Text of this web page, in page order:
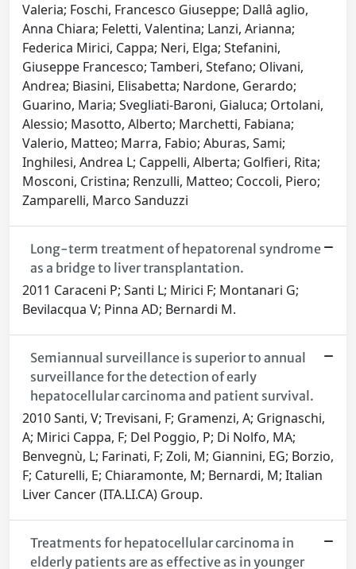
Valeria; Foschi, Francesco Giuseppe; Dallâ aglio,
Anna Chiara; Feletti, Valentina; Lanzi, Arianna;
Federica Mirici, Cappa; Neri, Elga; Stefanini,
Giuseppe Francesco; Tamberi, Stefano; Olivani,
Andrea; Biasini, Elisabetta; Nardone, Gerardo;
Guarino, Maria; Svegliati-Baroni, Gialuca; Ortolani,
Alessio; Masotto, Alberto; Marchetti, Fabiana;
Valerio, Matteo; Marra, Fabio; Aburas, Sami;
Inghilesi, Andrea L; Cappelli, Alberta; Golfieri, Rita;
Mosconi, Cristina; Renzulli, Matteo; Coccoli, Piero;
Zamparelli, Marco Sanduzzi
Long-term treatment of hepatorenal syndrome
as a bridge to liver transplantation.
2011 Caraceni P; Santi L; Mirici F; Montanari G;
Bevilacqua V; Pinna AD; Bernardi M.
Semiannual surveillance is superior to annual
surveillance for the detection of early
hepatocellular carcinoma and patient survival.
2010 Santi, V; Trevisani, F; Gramenzi, A; Grignaschi,
A; Mirici Cappa, F; Del Poggio, P; Di Nolfo, MA;
Benvegnù, L; Farinati, F; Zoli, M; Giannini, EG; Borzio,
F; Caturelli, E; Chiaramonte, M; Bernardi, M; Italian
Liver Cancer (ITA.LI.CA) Group.
Treatments for hepatocellular carcinoma in
elderly patients are as effective as in younger